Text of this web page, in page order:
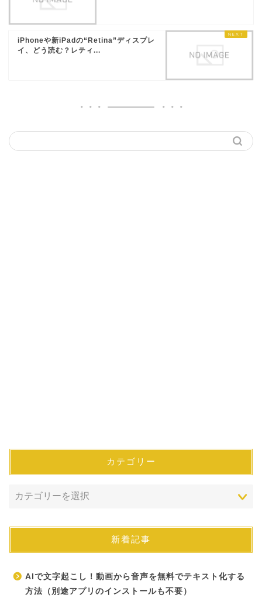
iPhoneや新iPadの“Retina”ディスプレ
イ、どう読む？レティ...
カテゴリー
新着記事
AIで文字起こし！動画から音声を無料でテキスト化する
方法（別途アプリのインストールも不要）